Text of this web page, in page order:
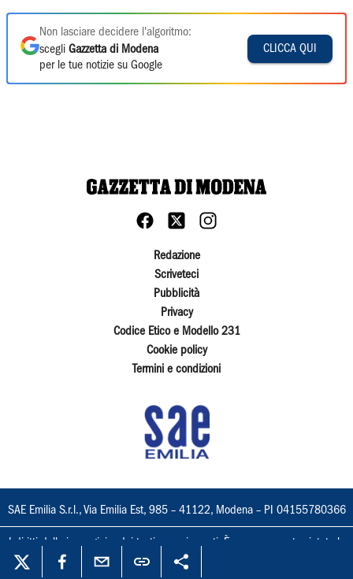
Non lasciare decidere l'algoritmo:
scegli Gazzetta di Modena
per le tue notizie su Google
CLICCA QUI
Redazione
Scriveteci
Pubblicità
Privacy
Codice Etico e Modello 231
Cookie policy
Termini e condizioni
SAE Emilia S.r.l., Via Emilia Est, 985 – 41122, Modena – PI 04155780366
I diritti delle immagini e dei testi sono riservati. È espressamente vietata la
loro riproduzione con qualsiasi mezzo e l'adattamento totale o parziale.